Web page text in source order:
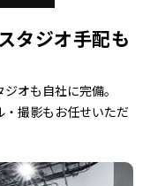
タジオ手配も
オも自社に完備。
撮影もお任せいただ